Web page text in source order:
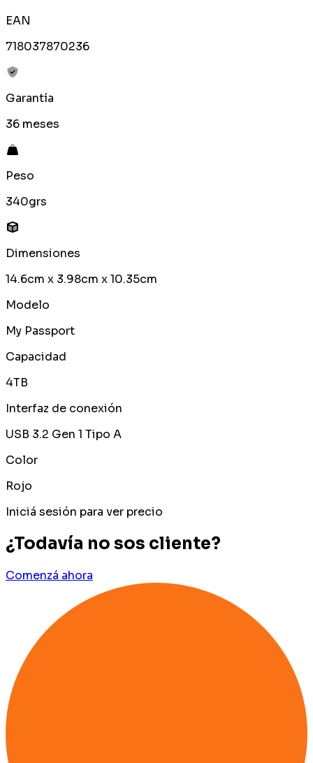
EAN
718037870236
Garantía
36 meses
Peso
340grs
Dimensiones
14.6cm x 3.98cm x 10.35cm
Modelo
My Passport
Capacidad
4TB
Interfaz de conexión
USB 3.2 Gen 1 Tipo A
Color
Rojo
Iniciá sesión para ver precio
¿Todavía no sos cliente?
Comenzá ahora